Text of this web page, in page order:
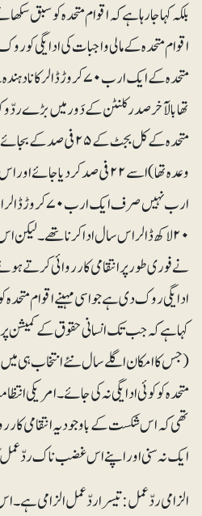
بلکہ کہا جا رہا ہے کہ اقوام متحدہ کو سبق
اقوام متحدہ کے مالی واجبات کی ادایگی کو
متحدہ کے ایک ارب ۷۰ کروڑ
تھابالآخر صدرکلنٹن کے دَور میں بڑے ردّ و
متحدہ کے کل بجٹ کے ۲۵
۲۰ لاکھ ڈالر اس سال ادا کرنا تھے
ادایگی روک دی ہے جو اسی مہینے اقوام
کہا ہے کہ جب تک انسانی حقوق کے کمیشن
(جس کا امکان اگلے سال نئے انتخاب ہی
متحدہ کو کوئی ادایگی نہ کی جائے۔ امریکی
تھی کہ اس شکست کے باوجود یہ انتقامی
ایک نہ سنی اور اپنے اس غضب ناک ردّعمل
الزامی ردّعمل : تیسرا ردّعمل الزامی ہے۔